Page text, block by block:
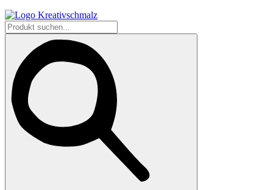
Produkt
suchen...